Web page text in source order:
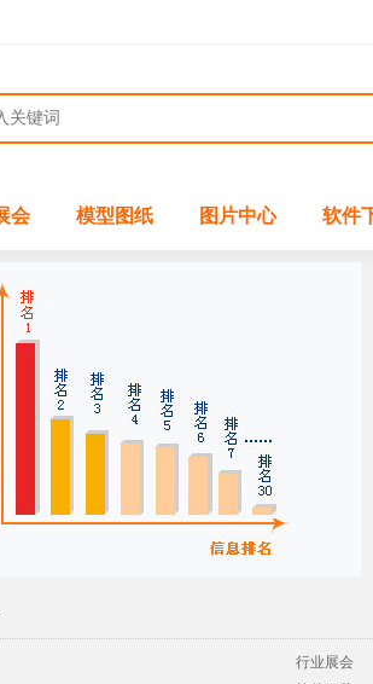
会 模型图纸 图片中心 软件
行业展会